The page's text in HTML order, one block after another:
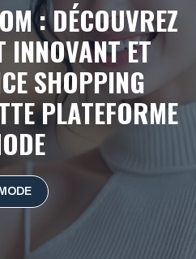
: DÉCOUVREZ
INNOVANT ET
SHOPPING
PLATEFORME
MODE